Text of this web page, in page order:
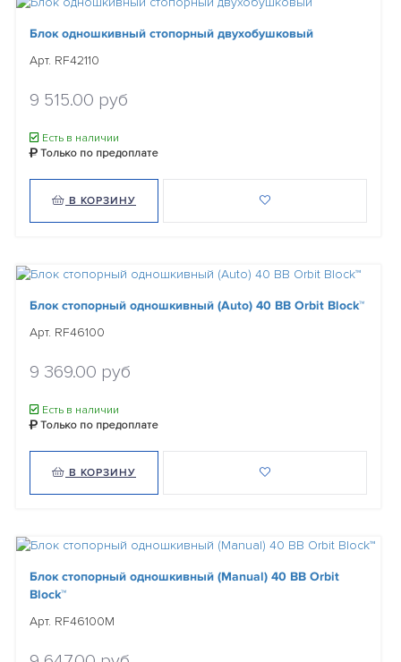
Блок одношкивный стопорный двухобушковый
Арт. RF42110
9 515.00 руб
Есть в наличии
Только по предоплате
В КОРЗИНУ
Блок стопорный одношкивный (Auto) 40 BB Orbit Block™
Арт. RF46100
9 369.00 руб
Есть в наличии
Только по предоплате
В КОРЗИНУ
Блок стопорный одношкивный (Manual) 40 BB Orbit
Block™
Арт. RF46100M